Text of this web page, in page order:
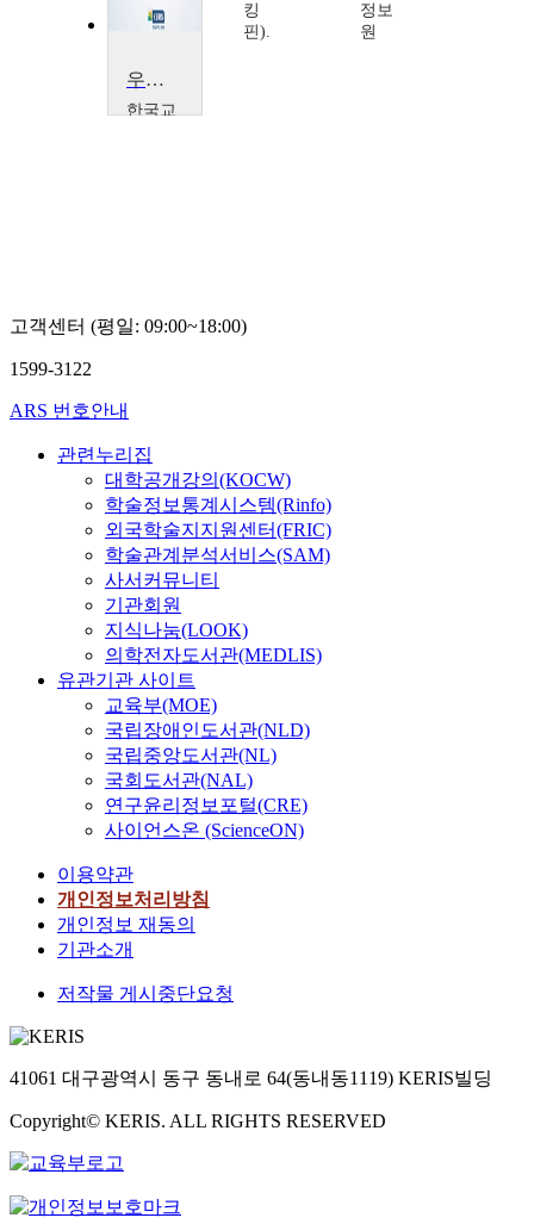
윤명
영,
아
킹
핀).
정보
원
우리 도서관에 적합한 홍보채널 선정과 실행전략 수립
한국교
고객센터 (평일: 09:00~18:00)
1599-3122
ARS 번호안내
관련누리집
대학공개강의(KOCW)
학술정보통계시스템(Rinfo)
외국학술지지원센터(FRIC)
학술관계분석서비스(SAM)
사서커뮤니티
기관회원
지식나눔(LOOK)
의학전자도서관(MEDLIS)
유관기관 사이트
교육부(MOE)
국립장애인도서관(NLD)
국립중앙도서관(NL)
국회도서관(NAL)
연구윤리정보포털(CRE)
사이언스온 (ScienceON)
이용약관
개인정보처리방침
개인정보 재동의
기관소개
저작물 게시중단요청
41061 대구광역시 동구 동내로 64(동내동1119) KERIS빌딩
Copyright© KERIS. ALL RIGHTS RESERVED